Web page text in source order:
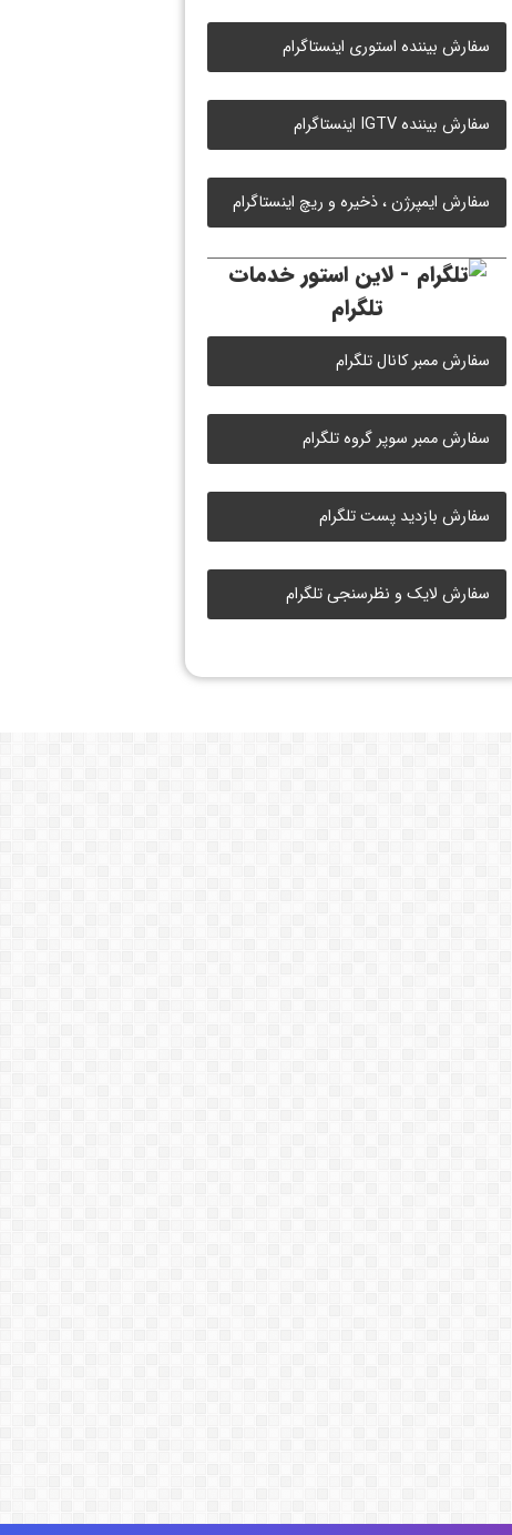
سفارش بیننده استوری اینستاگرام
سفارش بیننده IGTV اینستاگرام
سفارش ایمپرژن ، ذخیره و ریچ اینستاگرام
خدمات
تلگرام
سفارش ممبر کانال تلگرام
سفارش ممبر سوپر گروه تلگرام
سفارش بازدید پست تلگرام
سفارش لایک و نظرسنجی تلگرام